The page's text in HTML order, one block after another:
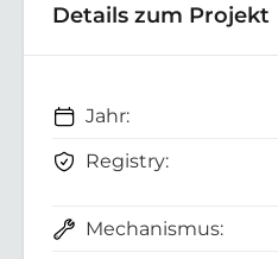
Details zum Projekt
Jahr:
Registry:
Mechanismus: